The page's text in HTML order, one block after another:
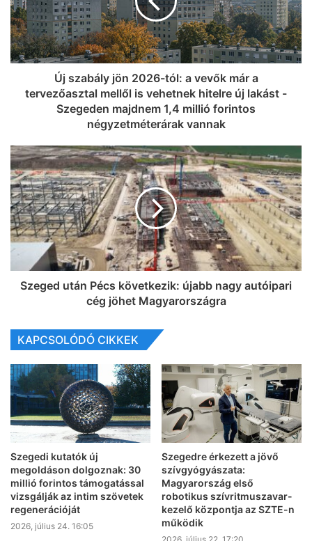
Új szabály jön 2026-tól: a vevők már a
tervezőasztal mellől is vehetnek hitelre új lakást -
Szegeden majdnem 1,4 millió forintos
négyzetméterárak vannak
Szeged után Pécs következik: újabb nagy autóipari
cég jöhet Magyarországra
KAPCSOLÓDÓ CIKKEK
Szegedi kutatók új
megoldáson dolgoznak: 30
millió forintos támogatással
vizsgálják az intim szövetek
regenerációját
2026, július 24. 16:05
Szegedre érkezett a jövő
szívgyógyászata:
Magyarország első
robotikus szívritmuszavar-
kezelő központja az SZTE-n
működik